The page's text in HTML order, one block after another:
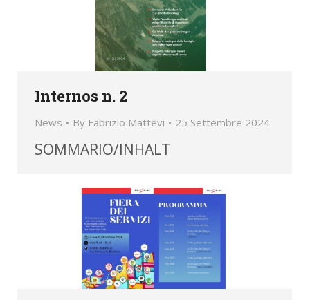
Internos n. 2
News By Fabrizio Mattevi 25 Settembre 2024
SOMMARIO/INHALT